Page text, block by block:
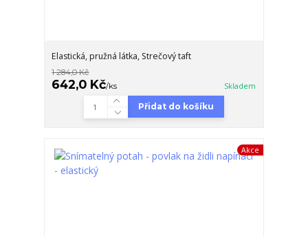
Elastická, pružná látka, Strečový taft
1 284,0 Kč
642,0 Kč/ks Skladem
Přidat do košíku
Akce